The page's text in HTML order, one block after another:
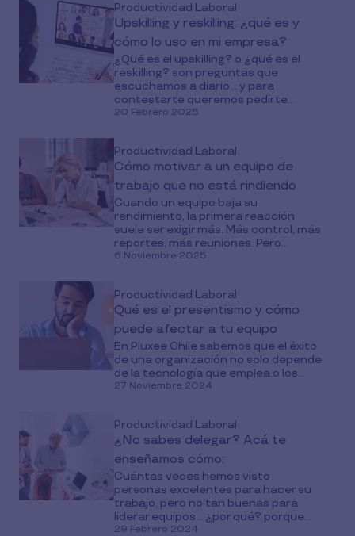
Productividad Laboral
Upskilling y reskilling: ¿qué es y
cómo lo uso en mi empresa?
¿Qué es el upskilling? o ¿qué es el
reskilling? son preguntas que
escuchamos a diario... y para
contestarte queremos pedirte...
20 Febrero 2025
Productividad Laboral
Cómo motivar a un equipo de
trabajo que no está rindiendo
Cuando un equipo baja su
rendimiento, la primera reacción
suele ser exigir más. Más control, más
reportes, más reuniones. Pero...
6 Noviembre 2025
Productividad Laboral
Qué es el presentismo y cómo
puede afectar a tu equipo
En Pluxee Chile sabemos que el éxito
de una organización no solo depende
de la tecnología que emplea o los...
27 Noviembre 2024
Productividad Laboral
¿No sabes delegar? Acá te
enseñamos cómo:
Cuántas veces hemos visto
personas excelentes para hacer su
trabajo, pero no tan buenas para
liderar equipos... ¿por qué? porque...
29 Febrero 2024